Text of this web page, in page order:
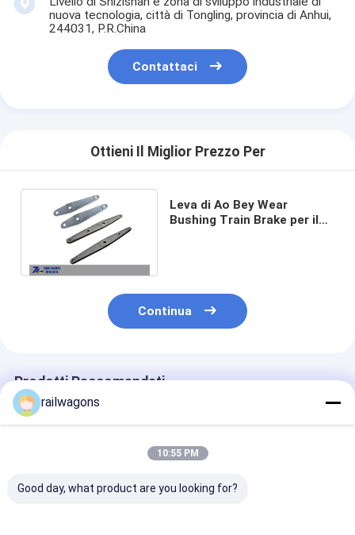
nuova tecnologia, città di Tongling, provincia di Anhui,
244031, P.R.China
Contattaci
Ottieni Il Miglior Prezzo Per
Leva di Ao Bey Wear
Bushing Train Brake per il
Continua
Prodotti Raccomandati
railwagons
10:55 PM
Good day, what product are you looking for?